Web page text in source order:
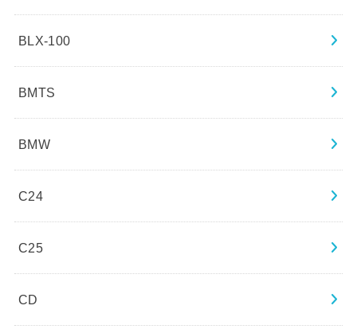
BLX-100
BMTS
BMW
C24
C25
CD